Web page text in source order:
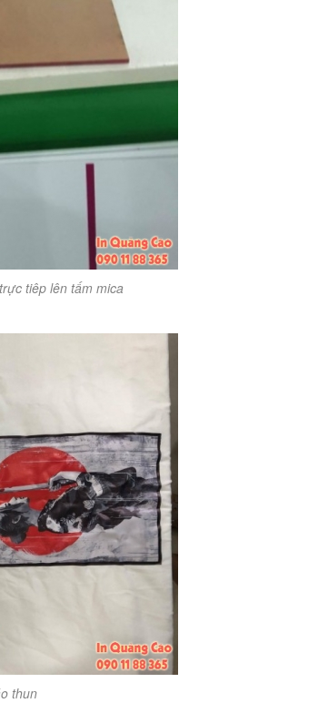
tiêp lên tấm mica
thun